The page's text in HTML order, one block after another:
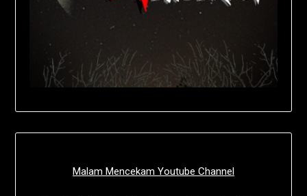
Malam Mencekam Youtube Channel